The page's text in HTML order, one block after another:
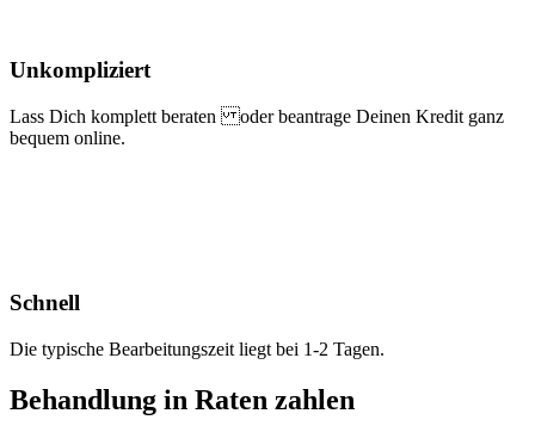
Unkomp­liziert
Lass Dich komplett beraten oder beantrage Deinen Kredit ganz
bequem online.
Schnell
Die typische Bearbeitungszeit liegt bei 1-2 Tagen.
Behandlung in Raten zahlen